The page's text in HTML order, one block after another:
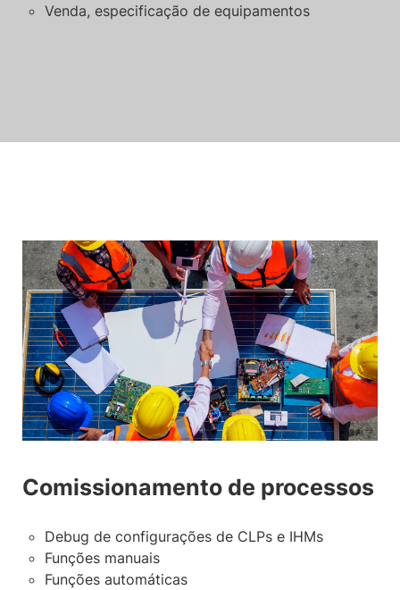
Venda, especificação de equipamentos
Comissionamento de processos
Debug de configurações de CLPs e IHMs
Funções manuais
Funções automáticas